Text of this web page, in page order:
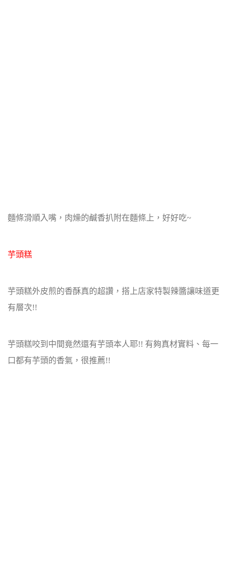
麵條滑順入嘴，肉燥的鹹香扒附在麵條上，好好吃~
芋頭糕
芋頭糕外皮煎的香酥真的超讚，搭上店家特製辣醬讓味道更
有層次!!
芋頭糕咬到中間竟然還有芋頭本人耶!! 有夠真材實料、每一
口都有芋頭的香氣，很推薦!!